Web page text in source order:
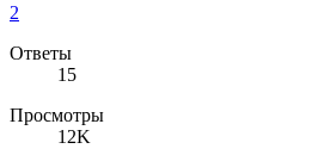
2
Ответы
15
Просмотры
12K